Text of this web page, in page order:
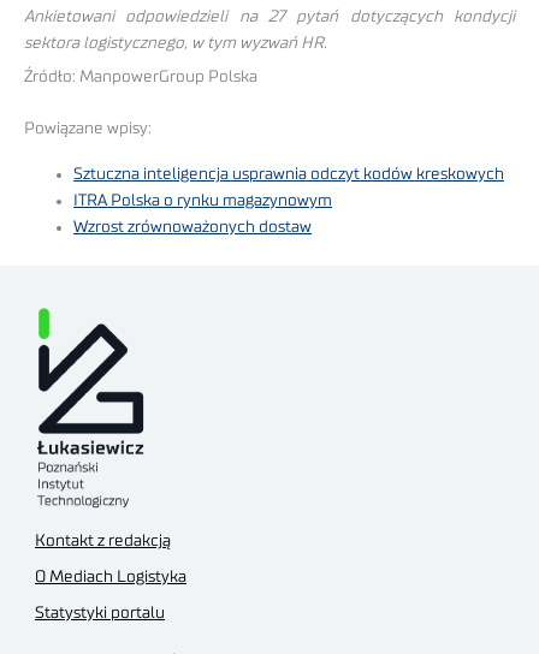
Ankietowani odpowiedzieli na 27 pytań dotyczących kondycji
sektora logistycznego, w tym wyzwań HR.
Źródło: ManpowerGroup Polska
Powiązane wpisy:
Sztuczna inteligencja usprawnia odczyt kodów kreskowych
ITRA Polska o rynku magazynowym
Wzrost zrównoważonych dostaw
Kontakt z redakcją
O Mediach Logistyka
Statystyki portalu